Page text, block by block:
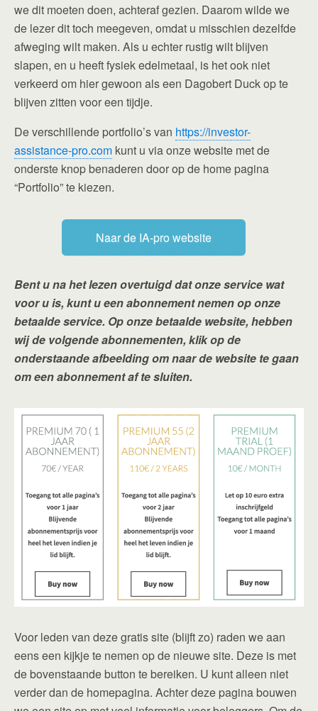
we dit moeten doen, achteraf gezien. Daarom wilde we
de lezer dit toch meegeven, omdat u misschien dezelfde
afweging wilt maken. Als u echter rustig wilt blijven
slapen, en u heeft fysiek edelmetaal, is het ook niet
verkeerd om hier gewoon als een Dagobert Duck op te
blijven zitten voor een tijdje.
De verschillende portfolio’s van https://investor-
assistance-pro.com kunt u via onze website met de
onderste knop benaderen door op de home pagina
“Portfolio” te kiezen.
Naar de IA-pro website
Bent u na het lezen overtuigd dat onze service wat
voor u is, kunt u een abonnement nemen op onze
betaalde service. Op onze betaalde website, hebben
wij de volgende abonnementen, klik op de
onderstaande afbeelding om naar de website te gaan
om een abonnement af te sluiten.
Voor leden van deze gratis site (blijft zo) raden we aan
eens een kijkje te nemen op de nieuwe site. Deze is met
de bovenstaande button te bereiken. U kunt alleen niet
verder dan de homepagina. Achter deze pagina bouwen